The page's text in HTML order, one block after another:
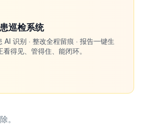
巡检系统
AI 识别 · 整改全程留痕 · 报告一键生
得见、管得住、能闭环。
。